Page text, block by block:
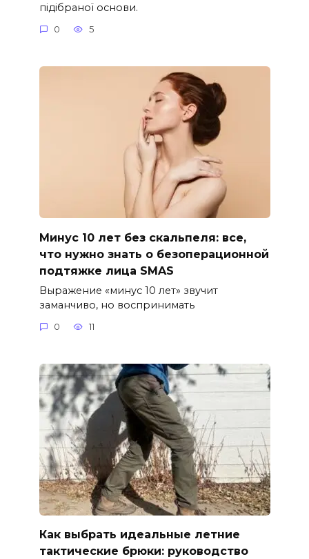
підібраної основи.
0 5
Минус 10 лет без скальпеля: все,
что нужно знать о безоперационной
подтяжке лица SMAS
Выражение «минус 10 лет» звучит
заманчиво, но воспринимать
0 11
Как выбрать идеальные летние
тактические брюки: руководство